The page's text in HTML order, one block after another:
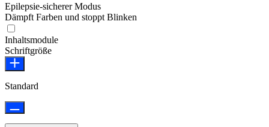
Epilepsie-sicherer Modus
Dämpft Farben und stoppt Blinken
Inhaltsmodule
Schriftgröße
Standard